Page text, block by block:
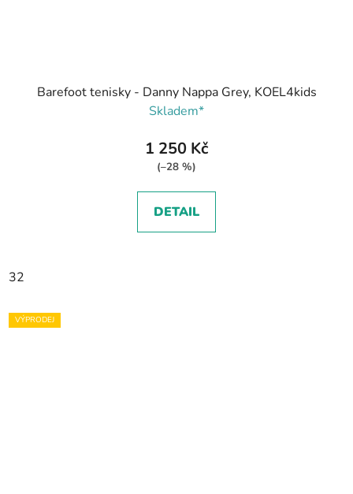
Barefoot tenisky - Danny Nappa Grey, KOEL4kids
Skladem*
1 250 Kč
(–28 %)
DETAIL
32
VÝPRODEJ